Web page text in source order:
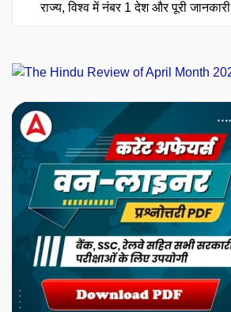
राज्य, विश्व में नंबर 1 देश और पूरी जानकारी